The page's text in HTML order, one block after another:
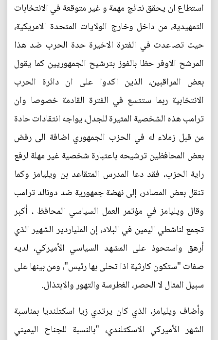
استطاع ان يحقق نتائج مهمة و غير متوقعة في الانتخابات
التمهيدية، من داخل وخارج الولايات المتحدة الامريكية،
حيث تصاعدت في الفترة الاخيرة حدة الحرب ضد هذا
المرشح الاوفر حظا بالفوز بترشيح الجمهوريين كما يقول
بعض المراقبين، الذين اكدوا على ان دائرة الحرب
الانتخابية ربما ستتسع في الفترة القادمة خصوصا وان
ترامب هذه الشخصية المثيرة للجدل، يواجه انتقادات حادة
من قبل زملاء له في الحزب الجمهوري اضافة الى رفض
بعض المحافظين ترشيحه باعتبارة شخصية غير مهلة لرفع
راية الحزب، فقد دعا المدرس المتقاعد بن ويليامز وكما
تنقل بعض المصادر، إلى نهضة جمهورية ضد دونالد ترامب
وقال ويليامز في مؤتمر العمل السياسي المحافظ ، أكبر
تجمع لناشطي اليمين في البلاد، إن الملياردير الشهير الذي
أرهق واستحوذ على المشهد السياسي الأميركي، لديه
صفات "ستكون كارثية اذا تحلى بها رئيس"، ومن بينها على
سبيل المثال لا الحصر، الغطرسة والتهور والابتذال.
وأضاف ويليامز، الذي كان يرتدي زيا اسكتلنديا بمناسبة
الشهر الأميركي الاسكتلندي، "بالنسبة للجناح اليميني